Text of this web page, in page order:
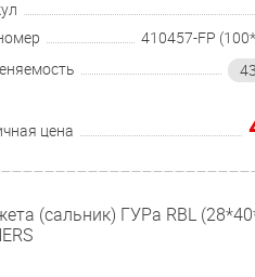
цена
(сальник) ГУРа RBL